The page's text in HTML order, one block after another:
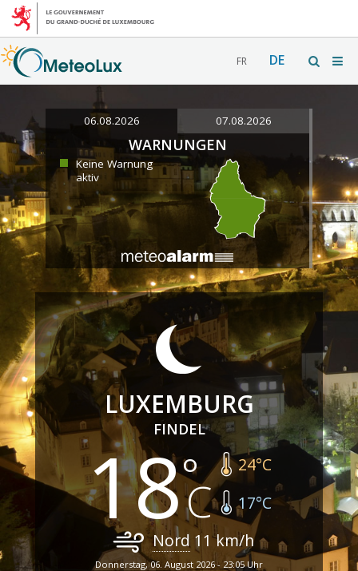
FR DE
06.08.2026 07.08.2026
WARNUNGEN
Keine Warnung
aktiv
LUXEMBURG
FINDEL
18 24°C
17°C
Nord 11km/h
Donnerstag, 06. August 2026 - 23:05 Uhr